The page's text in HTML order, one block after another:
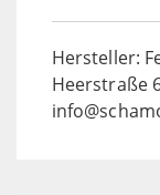
Hersteller:
Heerstraße